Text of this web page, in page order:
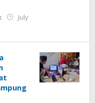
July